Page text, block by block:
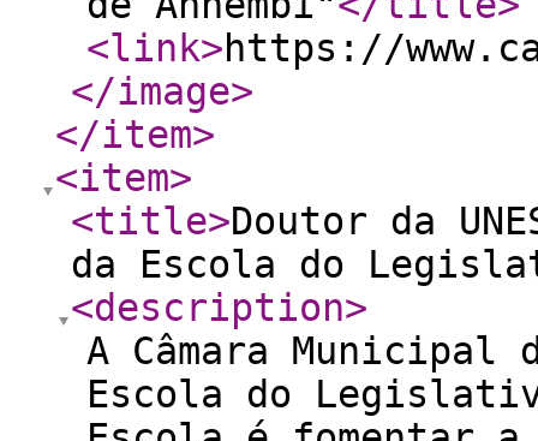
<link>https://
</image>
</item>
<item>
<title>Doutor da
da Escola do
<description>
A Câmara
Escola do